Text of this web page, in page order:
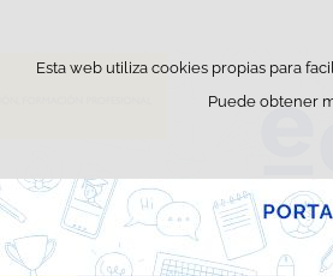
Esta web utiliza cookies propias para
Puede obtener